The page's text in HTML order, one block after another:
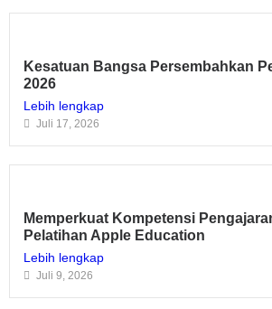
Kesatuan Bangsa Persembahkan
2026
Lebih lengkap
Juli 17, 2026
Memperkuat Kompetensi
Pelatihan Apple Education
Lebih lengkap
Juli 9, 2026